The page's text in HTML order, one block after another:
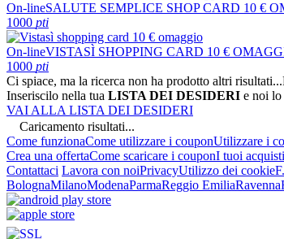
On-lineSALUTE SEMPLICE SHOP CARD 10 €
1000 pti
On-lineVISTASÌ SHOPPING CARD 10 €
1000 pti
Ci spiace, ma la ricerca non ha prodotto altri risultati...
Inseriscilo nella tua LISTA DEI DESIDERI e noi lo
VAI ALLA LISTA DEI DESIDERI
Caricamento risultati...
Come funzionaCome utilizzare i couponUtilizzare i
Crea una offertaCome scaricare i couponI tuoi acquisti
Contattaci Lavora con noiPrivacyUtilizzo dei cookie
BolognaMilanoModenaParmaReggio EmiliaRavenna